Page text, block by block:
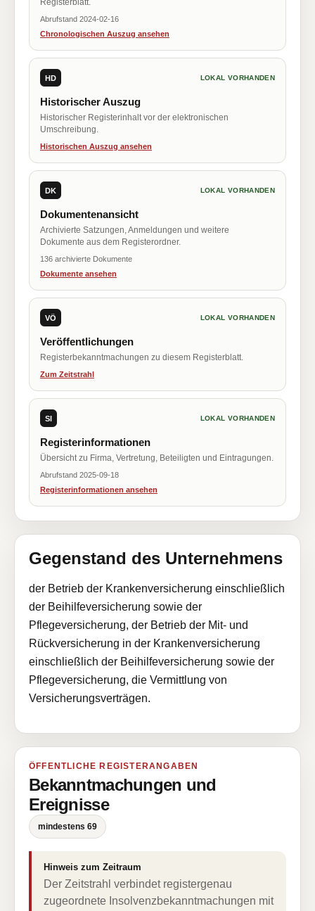
Registerblatt.
Abrufstand 2024-02-16
Chronologischen Auszug ansehen
HD LOKAL VORHANDEN
Historischer Auszug
Historischer Registerinhalt vor der elektronischen
Umschreibung.
Historischen Auszug ansehen
DK LOKAL VORHANDEN
Dokumentenansicht
Archivierte Satzungen, Anmeldungen und weitere
Dokumente aus dem Registerordner.
136 archivierte Dokumente
Dokumente ansehen
VÖ LOKAL VORHANDEN
Veröffentlichungen
Registerbekanntmachungen zu diesem Registerblatt.
Zum Zeitstrahl
SI LOKAL VORHANDEN
Registerinformationen
Übersicht zu Firma, Vertretung, Beteiligten und Eintragungen.
Abrufstand 2025-09-18
Registerinformationen ansehen
Gegenstand des Unternehmens
der Betrieb der Krankenversicherung einschließlich
der Beihilfeversicherung sowie der
Pflegeversicherung, der Betrieb der Mit- und
Rückversicherung in der Krankenversicherung
einschließlich der Beihilfeversicherung sowie der
Pflegeversicherung, die Vermittlung von
Versicherungsverträgen.
ÖFFENTLICHE REGISTERANGABEN
Bekanntmachungen und
Ereignisse
mindestens 69
Hinweis zum Zeitraum
Der Zeitstrahl verbindet registergenau
zugeordnete Insolvenzbekanntmachungen mit